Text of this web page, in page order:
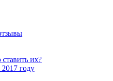
их?
2017 году